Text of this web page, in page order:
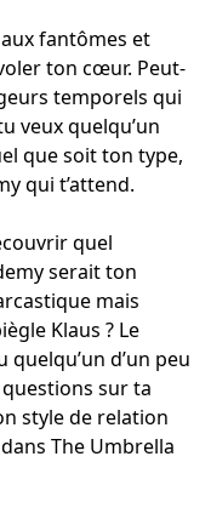
fantômes et
ton cœur. Peut-
temporels qui
veux quelqu’un
que soit ton type,
qui t’attend.
quel
serait ton
mais
Klaus ? Le
d’un peu
sur ta
style de relation
The Umbrella